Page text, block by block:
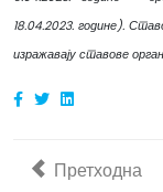
18.04.2023. године).
изражавају ставове
Претходни
Претходна